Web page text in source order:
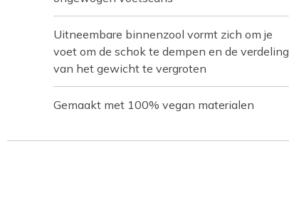
Uitneembare binnenzool vormt zich om je
voet om de schok te dempen en de verdeling
van het gewicht te vergroten
Gemaakt met 100% vegan materialen